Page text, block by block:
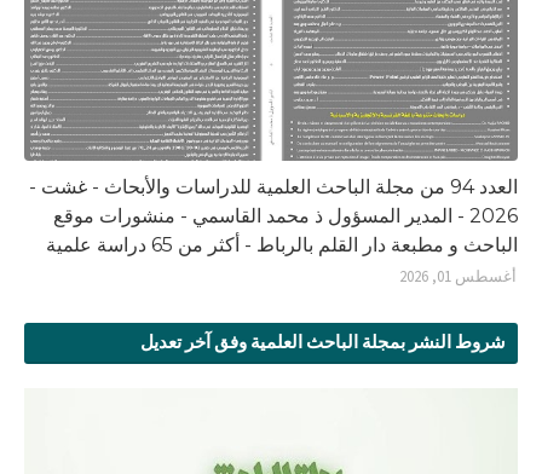
العدد 94 من مجلة الباحث العلمية للدراسات والأبحاث - غشت -
2026 - المدير المسؤول ذ محمد القاسمي - منشورات موقع
الباحث و مطبعة دار القلم بالرباط - أكثر من 65 دراسة علمية
أغسطس 01, 2026
شروط النشر بمجلة الباحث العلمية وفق آخر تعديل